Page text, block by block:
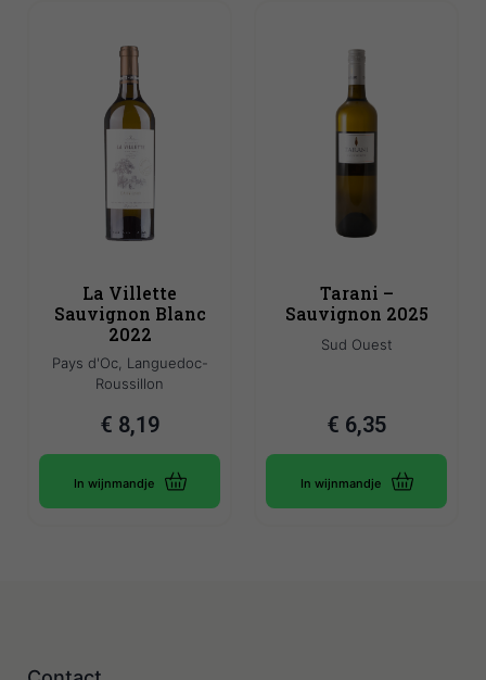
La Villette
Sauvignon Blanc
2022
Pays d'Oc, Languedoc-
Roussillon
€ 8,19
In wijnmandje
Tarani –
Sauvignon 2025
Sud Ouest
€ 6,35
In wijnmandje